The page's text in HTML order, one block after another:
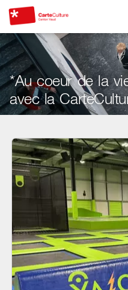
coeur de la vie
la CarteCulture